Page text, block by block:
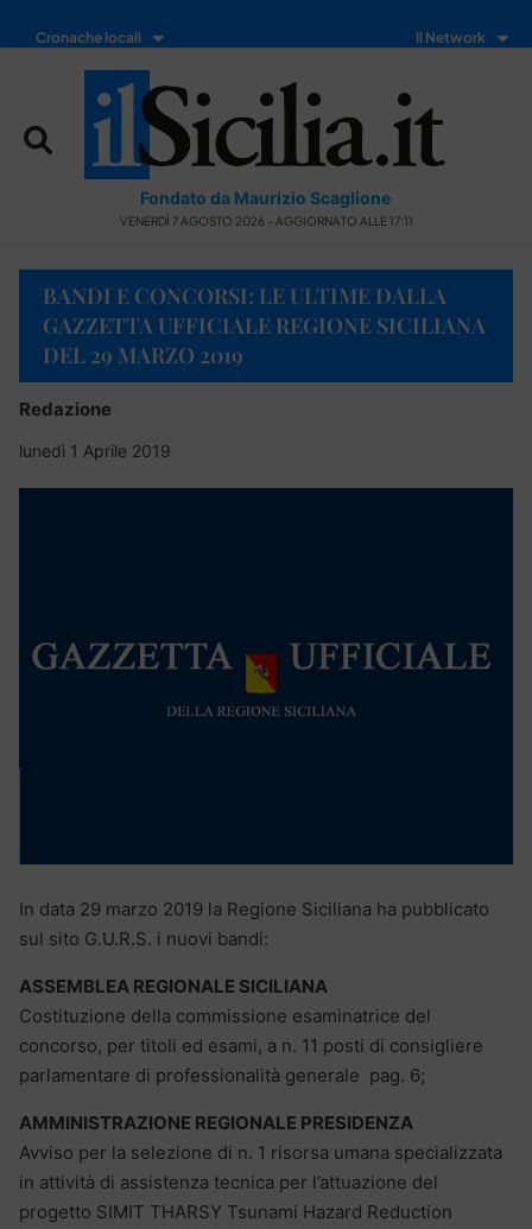
Cronache locali Il Network
Fondato da Maurizio Scaglione
VENERDÌ 7 AGOSTO 2026 - AGGIORNATO ALLE 17:11
BANDI E CONCORSI: LE ULTIME DALLA
GAZZETTA UFFICIALE REGIONE SICILIANA
DEL 29 MARZO 2019
Redazione
lunedì 1 Aprile 2019
In data 29 marzo 2019 la Regione Siciliana ha pubblicato
sul sito G.U.R.S. i nuovi bandi:
ASSEMBLEA REGIONALE SICILIANA
Costituzione della commissione esaminatrice del
concorso, per titoli ed esami, a n. 11 posti di consigliere
parlamentare di professionalità generale pag. 6;
AMMINISTRAZIONE REGIONALE PRESIDENZA
Avviso per la selezione di n. 1 risorsa umana specializzata
in attività di assistenza tecnica per l’attuazione del
progetto SIMIT THARSY Tsunami Hazard Reduction